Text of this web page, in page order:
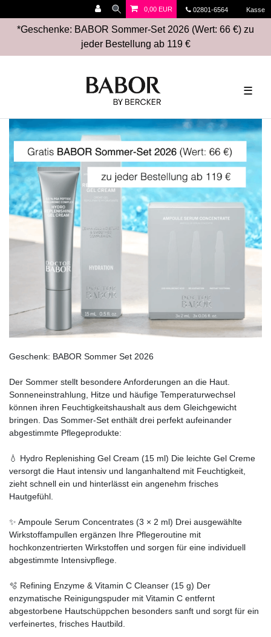
02801-6564 Kasse
0,00 EUR
*Geschenke: BABOR Sommer-Set 2026 (Wert: 66 €) zu
jeder Bestellung ab 119 €
☰
Geschenk: BABOR Sommer Set 2026
Der Sommer stellt besondere Anforderungen an die Haut.
Sonneneinstrahlung, Hitze und häufige Temperaturwechsel
können ihren Feuchtigkeitshaushalt aus dem Gleichgewicht
bringen. Das Sommer-Set enthält drei perfekt aufeinander
abgestimmte Pflegeprodukte:
💧 Hydro Replenishing Gel Cream (15 ml) Die leichte Gel Creme
versorgt die Haut intensiv und langanhaltend mit Feuchtigkeit,
zieht schnell ein und hinterlässt ein angenehm frisches
Hautgefühl.
✨ Ampoule Serum Concentrates (3 × 2 ml) Drei ausgewählte
Wirkstoffampullen ergänzen Ihre Pflegeroutine mit
hochkonzentrierten Wirkstoffen und sorgen für eine individuell
abgestimmte Intensivpflege.
🫧 Refining Enzyme & Vitamin C Cleanser (15 g) Der
enzymatische Reinigungspuder mit Vitamin C entfernt
abgestorbene Hautschüppchen besonders sanft und sorgt für ein
verfeinertes, frisches Hautbild.